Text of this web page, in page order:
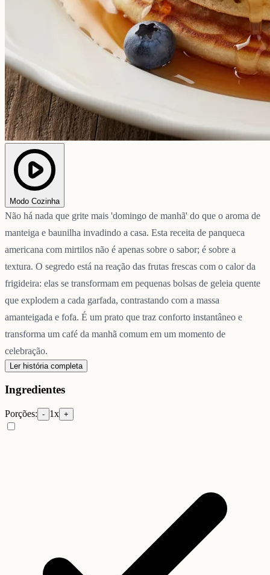
Modo Cozinha
Não há nada que grite mais 'domingo de manhã' do que o aroma de
manteiga e baunilha invadindo a casa. Esta receita de panqueca
americana com mirtilos não é apenas sobre o sabor; é sobre a
textura. O segredo está na reação das frutas frescas com o calor da
frigideira: elas se transformam em pequenas bolsas de geleia quente
que explodem a cada garfada, contrastando com a massa
amanteigada e fofa. É um prato que traz conforto instantâneo e
transforma um café da manhã comum em um momento de
celebração.
Ler história completa
Ingredientes
Porções: - 1x +